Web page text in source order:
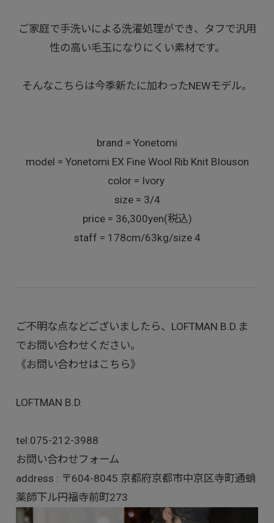
ご家庭で手洗いによる洗濯処理ができ、タフで汎用
性の高い毛玉になりにくい素材です。
そんなこちらは今季新たに加わったNEWモデル。
brand = Yonetomi
model = Yonetomi EX Fine Wool Rib Knit Blouson
color = Ivory
size = 3/4
price = 36,300yen(税込)
staff = 178cm/63kg/size 4
ご不明な点などございましたら、LOFTMAN B.D.ま
でお問い合わせください。
《お問い合わせはこちら》
LOFTMAN B.D.
tel:075-212-3988
お問い合わせフォーム
address : 〒604-8045 京都府京都市中京区寺町通蛸
薬師下ル円福寺前町273